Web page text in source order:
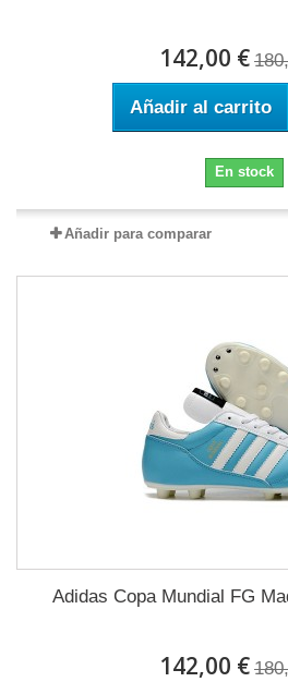
142,00 €
Añadir al carrito
En stock
Añadir para comparar
Adidas Copa Mundial FG
142,00 €